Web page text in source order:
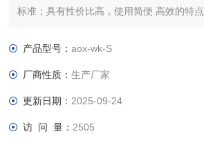
标准；具有性价比高，使用简便.高效的特点
产品型号：aox-wk-S
厂商性质：生产厂家
更新日期： 2025-09-24
访 问 量： 2505